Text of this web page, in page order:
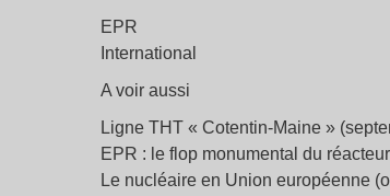
EPR
International
A voir aussi
Ligne THT « Cotentin-Maine »
EPR : le flop monumental du
Le nucléaire en Union européenne